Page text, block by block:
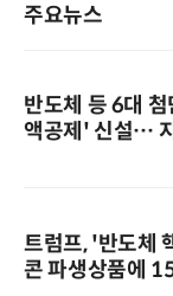
주요뉴스
반도체 등 6대
액공제' 신설…
트럼프, '반도체
콘 파생상품에